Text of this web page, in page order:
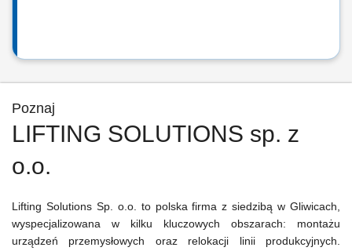
Poznaj
LIFTING SOLUTIONS sp. z
o.o.
Lifting Solutions Sp. o.o. to polska firma z siedzibą w Gliwicach,
wyspecjalizowana w kilku kluczowych obszarach: montażu
urządzeń przemysłowych oraz relokacji linii produkcyjnych.